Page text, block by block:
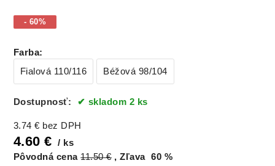
- 60%
Farba:
Fialová 110/116
Béžová 98/104
Dostupnosť: skladom 2 ks
3.74 € bez DPH
4.60 €
ks
Pôvodná cena 11.50€ Zľava 60 %